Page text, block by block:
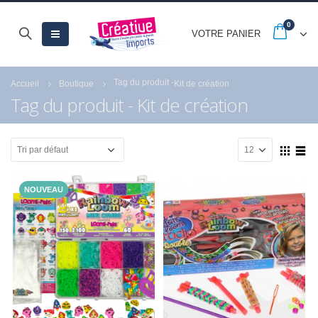
VOTRE PANIER
0
Accueil Boutique Tag du produit -Kit de création
Tag du produit - Kit de création
NOUVEAU
CARTONIC® -
Modèle Chien
CARTONIC® -
Modèle Chien